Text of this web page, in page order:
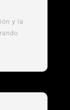
y la